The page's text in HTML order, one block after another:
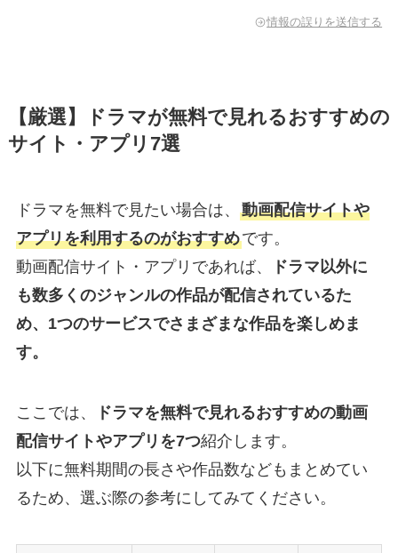
情報の誤りを送信する
【厳選】ドラマが無料で見れるおすすめの
サイト・アプリ7選
ドラマを無料で見たい場合は、 動画配信サイトや
アプリを利用するのがおすすめです。
動画配信サイト・アプリであれば、
ドラマ以外に
も数多くのジャンルの作品が配信されているた
め、1つのサービスでさまざまな作品を楽しめま
す。
ここでは、
ドラマを無料で見れるおすすめの動画
配信サイトやアプリを7つ紹介します。
以下に無料期間の長さや作品数などもまとめてい
るため、選ぶ際の参考にしてみてください。